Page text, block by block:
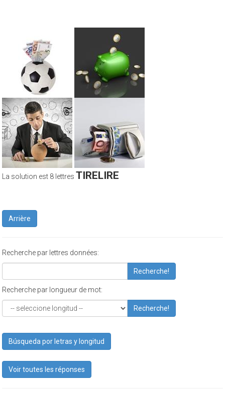
La solution est 8 lettres TIRELIRE
Arrière
Recherche par lettres données:
Recherche!
Recherche par longueur de mot:
Recherche!
Búsqueda por letras y longitud
Voir toutes les réponses